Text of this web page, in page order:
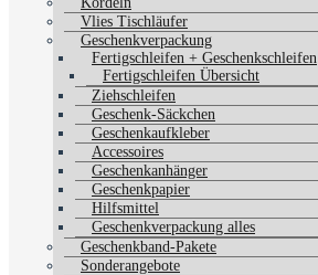
Vlies Tischläufer
Geschenkverpackung
Fertigschleifen + Geschenkschleifen
Fertigschleifen Übersicht
Ziehschleifen
Geschenk-Säckchen
Geschenkaufkleber
Accessoires
Geschenkanhänger
Geschenkpapier
Hilfsmittel
Geschenkverpackung alles
Geschenkband-Pakete
Sonderangebote